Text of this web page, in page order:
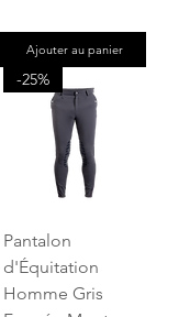
Ajouter au panier
-25%
Pantalon
d'Équitation
Homme Gris